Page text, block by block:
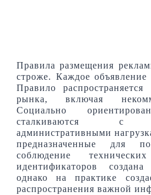
Правила размещения
строже. Каждое объявление
Правило
рынка, включая
Социально
сталкиваются с
административными
предназначенные для
соблюдение
идентификаторов
однако на практике
распространения важной